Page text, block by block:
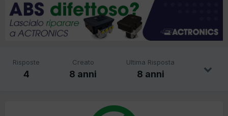
Risposte
4
Creato
8 anni
Ultima Risposta
8 anni